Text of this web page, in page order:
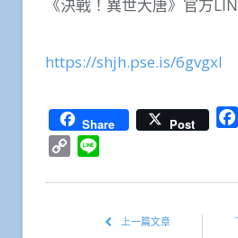
《決戰！異世大唐》官方
https://shjh.pse.is/6gvgxl
Share Post
Copy
上一篇文章